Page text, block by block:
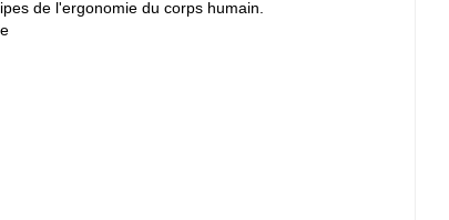
de l'ergonomie du corps humain.